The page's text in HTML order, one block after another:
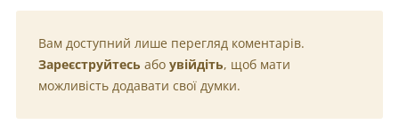
Вам доступний лише перегляд коментарів.
Зареєструйтесь або увійдіть, щоб мати
можливість додавати свої думки.